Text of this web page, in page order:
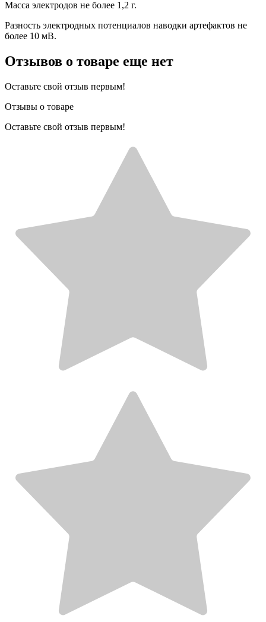
Масса электродов не более 1,2 г.
Разность электродных потенциалов наводки артефактов не
более 10 мВ.
Отзывов о товаре еще нет
Оставьте свой отзыв первым!
Отзывы о товаре
Оставьте свой отзыв первым!